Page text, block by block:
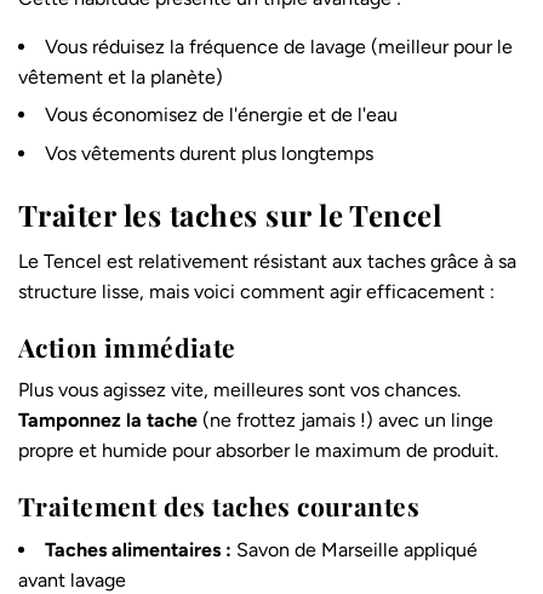
Vous réduisez la fréquence de lavage (meilleur pour le
vêtement et la planète)
Vous économisez de l'énergie et de l'eau
Vos vêtements durent plus longtemps
Traiter les taches sur le Tencel
Le Tencel est relativement résistant aux taches grâce à sa
structure lisse, mais voici comment agir efficacement :
Action immédiate
Plus vous agissez vite, meilleures sont vos chances.
Tamponnez la tache (ne frottez jamais !) avec un linge
propre et humide pour absorber le maximum de produit.
Traitement des taches courantes
Taches alimentaires : Savon de Marseille appliqué
avant lavage